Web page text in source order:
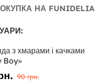
НА FUNIDELIA
з хмарами і качками
Boy»
90 грн.